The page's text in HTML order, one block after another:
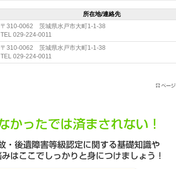
所在地/連絡先
〒310-0062 茨城県水戸市大町1-1-38
TEL 029-224-0011
〒310-0062 茨城県水戸市大町1-1-38
TEL 029-224-0011